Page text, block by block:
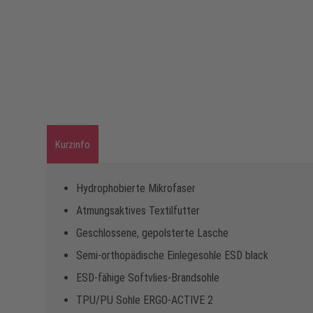
Kurzinfo
Hydrophobierte Mikrofaser
Atmungsaktives Textilfutter
Geschlossene, gepolsterte Lasche
Semi-orthopädische Einlegesohle ESD black
ESD-fähige Softvlies-Brandsohle
TPU/PU Sohle ERGO-ACTIVE 2